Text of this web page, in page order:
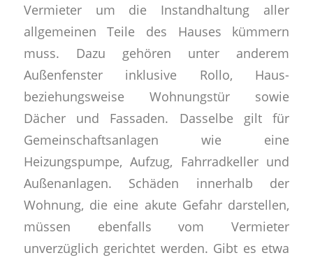
Vermieter um die Instandhaltung aller
allgemeinen Teile des Hauses kümmern
muss. Dazu gehören unter anderem
Außenfenster inklusive Rollo, Haus-
beziehungsweise Wohnungstür sowie
Dächer und Fassaden. Dasselbe gilt für
Gemeinschaftsanlagen wie eine
Heizungspumpe, Aufzug, Fahrradkeller und
Außenanlagen. Schäden innerhalb der
Wohnung, die eine akute Gefahr darstellen,
müssen ebenfalls vom Vermieter
unverzüglich gerichtet werden. Gibt es etwa